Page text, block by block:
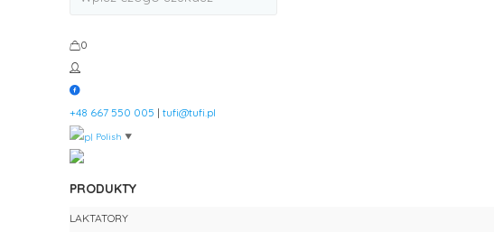
0
+48 667 550 005 | tufi@tufi.pl
Polish ▼
PRODUKTY
LAKTATORY